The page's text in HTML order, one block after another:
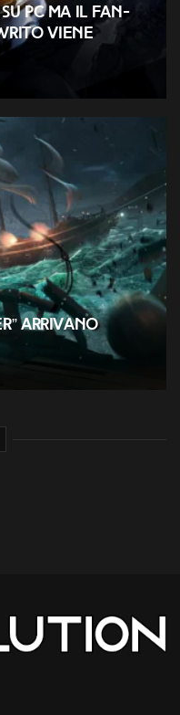
PC ma il fan-
viene
arrivano